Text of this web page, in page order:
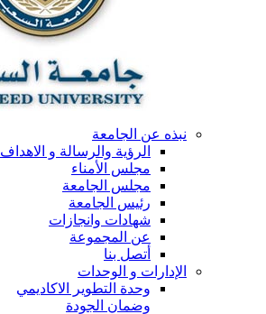
نبذه عن الجامعة
الرؤية والرسالة و الاهداف
مجلس الأمناء
مجلس الجامعة
رئيس الجامعة
شهادات وانجازات
عن المجموعة
أتصل بنا
الإدارات و الوحدات
وحدة التطوير الاكاديمي
وضمان الجودة